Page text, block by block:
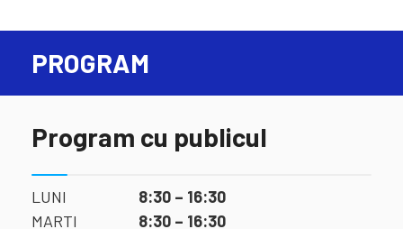
PROGRAM
Program cu publicul
LUNI 8:30 – 16:30
MARTI 8:30 – 16:30